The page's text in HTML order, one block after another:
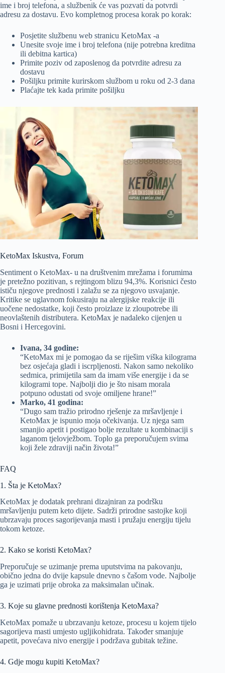
ime i broj telefona, a službenik će vas pozvati da potvrdi
adresu za dostavu. Evo kompletnog procesa korak po korak:
Posjetite službenu web stranicu KetoMax -a
Unesite svoje ime i broj telefona (nije potrebna kreditna
ili debitna kartica)
Primite poziv od zaposlenog da potvrdite adresu za
dostavu
Pošiljku primite kurirskom službom u roku od 2-3 dana
Plaćajte tek kada primite pošiljku
KetoMax Iskustva, Forum
Sentiment o KetoMax- u na društvenim mrežama i forumima
je pretežno pozitivan, s rejtingom blizu 94,3%. Korisnici često
ističu njegove prednosti i zalažu se za njegovo usvajanje.
Kritike se uglavnom fokusiraju na alergijske reakcije ili
uočene nedostatke, koji često proizlaze iz zloupotrebe ili
neovlaštenih distributera. KetoMax je nadaleko cijenjen u
Bosni i Hercegovini.
Ivana, 34 godine:
“KetoMax mi je pomogao da se riješim viška kilograma
bez osjećaja gladi i iscrpljenosti. Nakon samo nekoliko
sedmica, primijetila sam da imam više energije i da se
kilogrami tope. Najbolji dio je što nisam morala
potpuno odustati od svoje omiljene hrane!”
Marko, 41 godina:
“Dugo sam tražio prirodno rješenje za mršavljenje i
KetoMax je ispunio moja očekivanja. Uz njega sam
smanjio apetit i postigao bolje rezultate u kombinaciji s
laganom tjelovježbom. Toplo ga preporučujem svima
koji žele zdraviji način života!”
FAQ
1. Šta je KetoMax?
KetoMax je dodatak prehrani dizajniran za podršku
mršavljenju putem keto dijete. Sadrži prirodne sastojke koji
ubrzavaju proces sagorijevanja masti i pružaju energiju tijelu
tokom ketoze.
2. Kako se koristi KetoMax?
Preporučuje se uzimanje prema uputstvima na pakovanju,
obično jedna do dvije kapsule dnevno s čašom vode. Najbolje
ga je uzimati prije obroka za maksimalan učinak.
3. Koje su glavne prednosti korištenja KetoMaxa?
KetoMax pomaže u ubrzavanju ketoze, procesu u kojem tijelo
sagorijeva masti umjesto ugljikohidrata. Također smanjuje
apetit, povećava nivo energije i podržava gubitak težine.
4. Gdje mogu kupiti KetoMax?